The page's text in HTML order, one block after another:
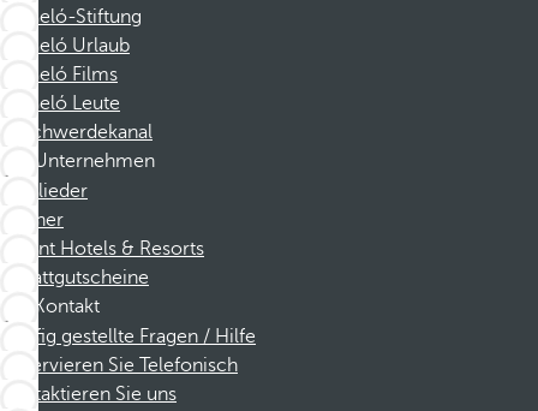
Barceló-Stiftung
Barceló Urlaub
Barceló Films
Barceló Leute
Beschwerdekanal
Unternehmen
Mitglieder
Partner
Dorint Hotels & Resorts
Rabattgutscheine
Kontakt
Häufig gestellte Fragen / Hilfe
Reservieren Sie Telefonisch
Kontaktieren Sie uns